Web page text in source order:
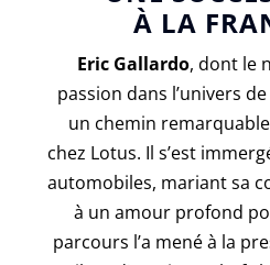
À LA
Eric Gallardo, dont le
passion dans l’univers
un chemin
chez Lotus. Il s’est
automobiles, mariant sa
à un amour profond
parcours l’a mené à la